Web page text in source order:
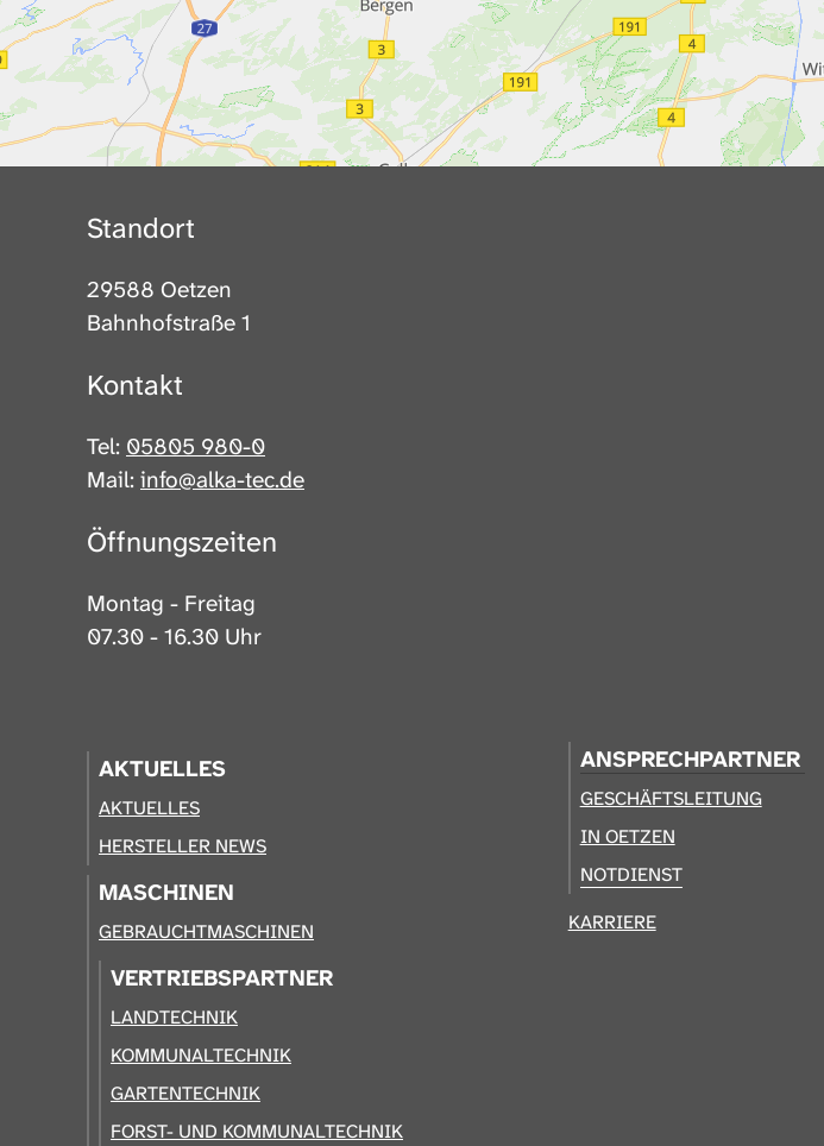
Standort
29588 Oetzen
Bahnhofstraße 1
Kontakt
Tel: 05805 980-0
Mail: info@alka-tec.de
Öffnungszeiten
Montag - Freitag
07.30 - 16.30 Uhr
AKTUELLES
AKTUELLES
HERSTELLER NEWS
MASCHINEN
GEBRAUCHTMASCHINEN
VERTRIEBSPARTNER
LANDTECHNIK
KOMMUNALTECHNIK
GARTENTECHNIK
FORST- UND KOMMUNALTECHNIK
ANSPRECHPARTNER
GESCHÄFTSLEITUNG
IN OETZEN
NOTDIENST
KARRIERE